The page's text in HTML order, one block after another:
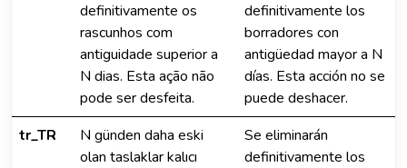
definitivamente os
rascunhos com
antiguidade superior a
N dias. Esta ação não
pode ser desfeita.
definitivamente los
borradores con
antigüedad mayor a N
días. Esta acción no se
puede deshacer.
tr_TR
N günden daha eski
olan taslaklar kalıcı
Se eliminarán
definitivamente los